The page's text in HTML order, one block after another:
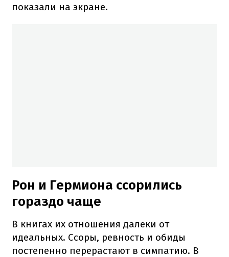
показали на экране.
Рон и Гермиона ссорились
гораздо чаще
В книгах их отношения далеки от
идеальных. Ссоры, ревность и обиды
постепенно перерастают в симпатию. В